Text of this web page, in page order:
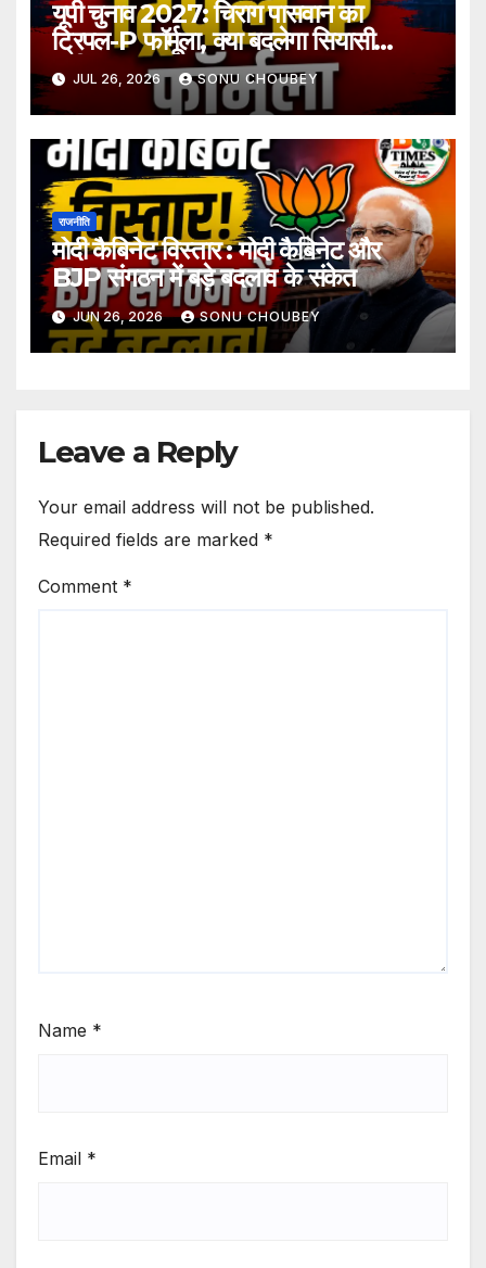
यूपी चुनाव 2027: चिराग पासवान का
ट्रिपल-P फॉर्मूला, क्या बदलेगा सियासी
समीकरण?
JUL 26, 2026 SONU CHOUBEY
राजनीति
मोदी कैबिनेट विस्तार : मोदी कैबिनेट और
BJP संगठन में बड़े बदलाव के संकेत
JUN 26, 2026 SONU CHOUBEY
Leave a Reply
Your email address will not be published.
Required fields are marked *
Comment *
Name *
Email *